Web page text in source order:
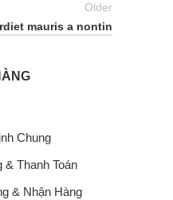
Older
mauris a nontin
Chung
Thanh Toán
& Nhận Hàng